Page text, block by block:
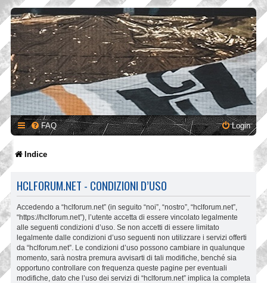
FAQ Login
Indice
HCLFORUM.NET - CONDIZIONI D’USO
Accedendo a “hclforum.net” (in seguito “noi”, “nostro”, “hclforum.net”,
“https://hclforum.net”), l’utente accetta di essere vincolato legalmente
alle seguenti condizioni d’uso. Se non accetti di essere limitato
legalmente dalle condizioni d’uso seguenti non utilizzare i servizi offerti
da “hclforum.net”. Le condizioni d’uso possono cambiare in qualunque
momento, sarà nostra premura avvisarti di tali modifiche, benché sia
opportuno controllare con frequenza queste pagine per eventuali
modifiche, dato che l’uso dei servizi di “hclforum.net” implica la completa